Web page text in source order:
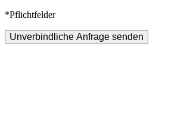
*Pflichtfelder
Unverbindliche Anfrage senden